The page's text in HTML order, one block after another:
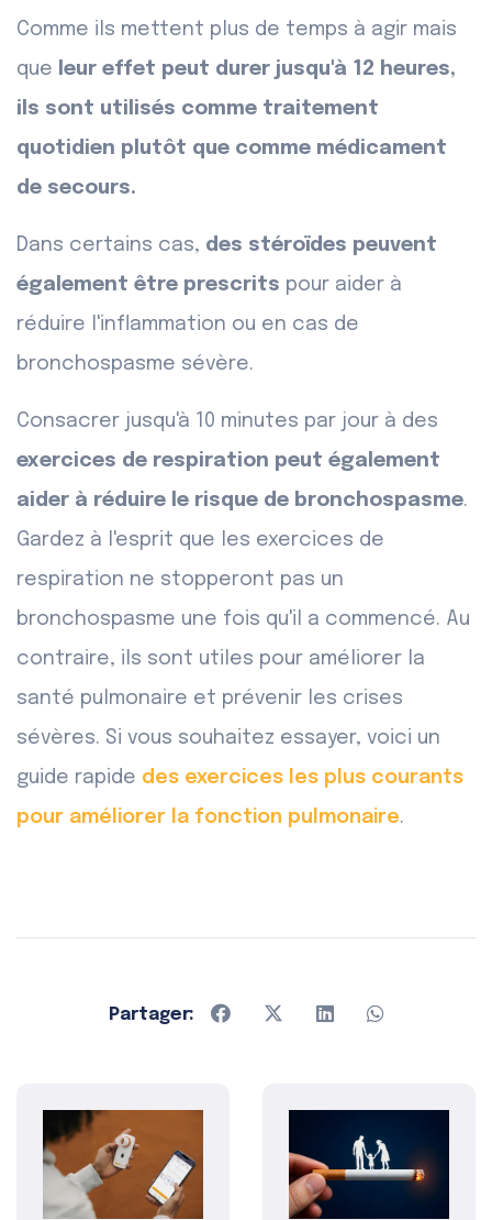
Comme ils mettent plus de temps à agir mais
que leur effet peut durer jusqu'à 12 heures,
ils sont utilisés comme traitement
quotidien plutôt que comme médicament
de secours.
Dans certains cas, des stéroïdes peuvent
également être prescrits pour aider à
réduire l'inflammation ou en cas de
bronchospasme sévère.
Consacrer jusqu'à 10 minutes par jour à des
exercices de respiration peut également
aider à réduire le risque de bronchospasme.
Gardez à l'esprit que les exercices de
respiration ne stopperont pas un
bronchospasme une fois qu'il a commencé. Au
contraire, ils sont utiles pour améliorer la
santé pulmonaire et prévenir les crises
sévères. Si vous souhaitez essayer, voici un
guide rapide des exercices les plus courants
pour améliorer la fonction pulmonaire.
Partager: